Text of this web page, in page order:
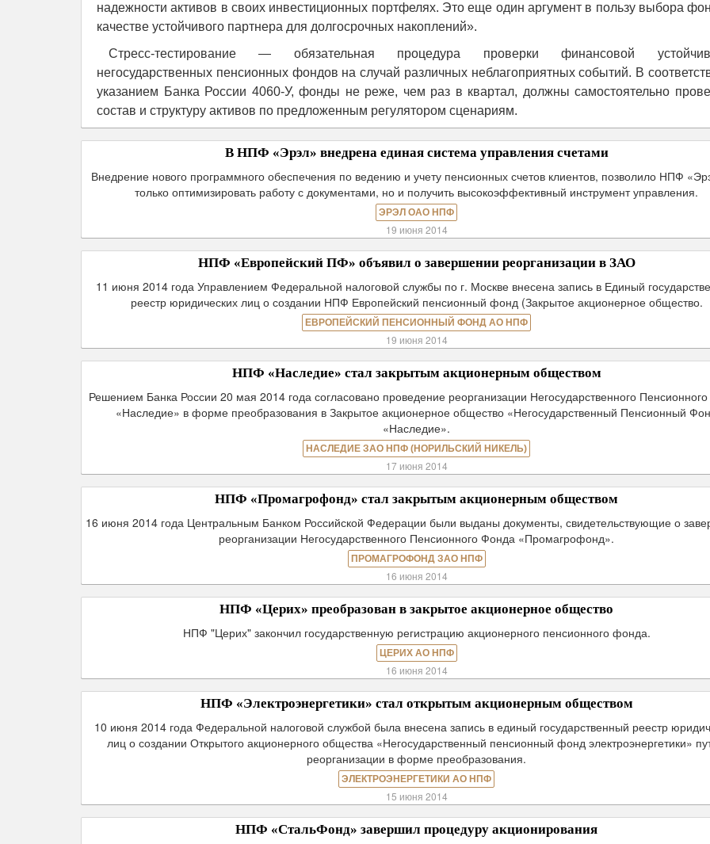
надежности активов в своих инвестиционных портфелях. Это еще один аргумент в пользу выбора
качестве устойчивого партнера для долгосрочных накоплений».
Стресс-тестирование — обязательная процедура проверки финансовой
негосударственных пенсионных фондов на случай различных неблагоприятных событий. В
указанием Банка России 4060-У, фонды не реже, чем раз в квартал, должны самостоятельно
состав и структуру активов по предложенным регулятором сценариям.
В НПФ «Эрэл» внедрена единая система управления счетами
Внедрение нового программного обеспечения по ведению и учету пенсионных счетов клиентов, позволило НПФ
только оптимизировать работу с документами, но и получить высокоэффективный инструмент управления.
ЭРЭЛ ОАО НПФ
19 июня 2014
НПФ «Европейский ПФ» объявил о завершении реорганизации в ЗАО
11 июня 2014 года Управлением Федеральной налоговой службы по г. Москве внесена запись в Единый
реестр юридических лиц о создании НПФ Европейский пенсионный фонд (Закрытое акционерное общество.
ЕВРОПЕЙСКИЙ ПЕНСИОННЫЙ ФОНД АО НПФ
19 июня 2014
НПФ «Наследие» стал закрытым акционерным обществом
Решением Банка России 20 мая 2014 года согласовано проведение реорганизации Негосударственного
«Наследие» в форме преобразования в Закрытое акционерное общество «Негосударственный Пенсионный
«Наследие».
НАСЛЕДИЕ ЗАО НПФ (НОРИЛЬСКИЙ НИКЕЛЬ)
17 июня 2014
НПФ «Промагрофонд» стал закрытым акционерным обществом
16 июня 2014 года Центральным Банком Российской Федерации были выданы документы, свидетельствующие о
реорганизации Негосударственного Пенсионного Фонда «Промагрофонд».
ПРОМАГРОФОНД ЗАО НПФ
16 июня 2014
НПФ «Церих» преобразован в закрытое акционерное общество
НПФ "Церих" закончил государственную регистрацию акционерного пенсионного фонда.
ЦЕРИХ АО НПФ
16 июня 2014
НПФ «Электроэнергетики» стал открытым акционерным обществом
10 июня 2014 года Федеральной налоговой службой была внесена запись в единый государственный реестр
лиц о создании Открытого акционерного общества «Негосударственный пенсионный фонд электроэнергетики»
реорганизации в форме преобразования.
ЭЛЕКТРОЭНЕРГЕТИКИ АО НПФ
15 июня 2014
НПФ «СтальФонд» завершил процедуру акционирования